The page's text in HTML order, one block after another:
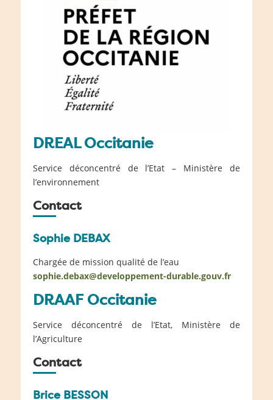
DREAL Occitanie
Service déconcentré de l’Etat – Ministère de
l’environnement
Contact
Sophie DEBAX
Chargée de mission qualité de l’eau
sophie.debax@developpement-durable.gouv.fr
DRAAF Occitanie
Service déconcentré de l’Etat, Ministère de
l’Agriculture
Contact
Brice BESSON